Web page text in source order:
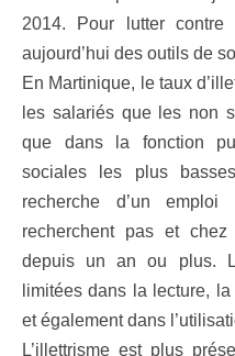
2014. Pour lutter contre
aujourd’hui des outils de
En Martinique, le taux
les salariés que les non
que dans la fonction
sociales les plus
recherche d’un
recherchent pas et
depuis un an ou plus.
limitées dans la lecture,
et également dans
L’illettrisme est plus